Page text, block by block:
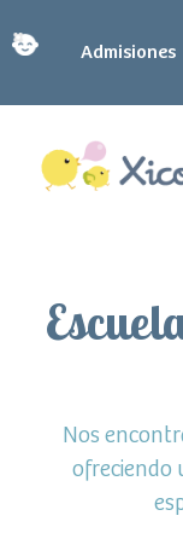
Admisiones
Nos
ofreciendo